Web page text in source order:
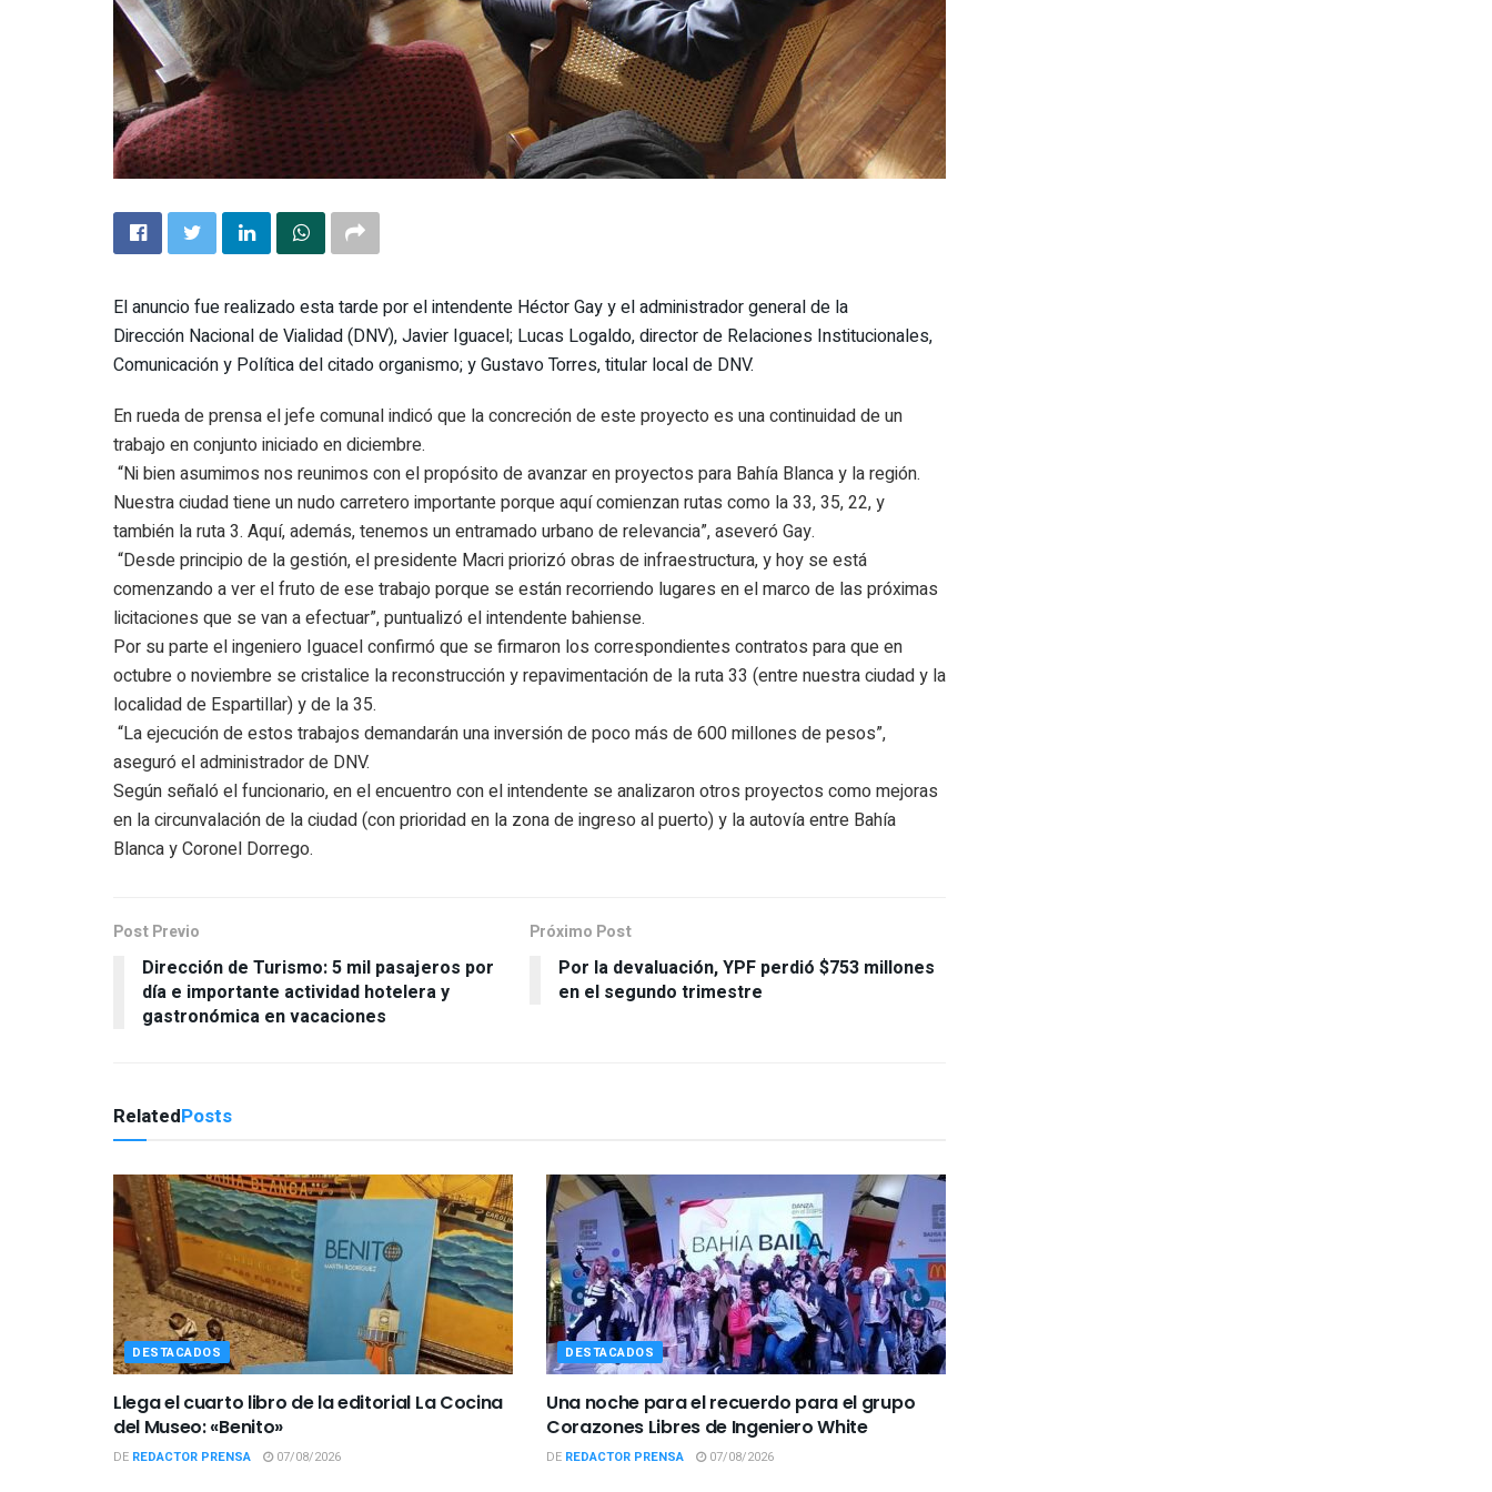
El anuncio fue realizado esta tarde por el intendente Héctor Gay y el administrador general de la
Dirección Nacional de Vialidad (DNV), Javier Iguacel; Lucas Logaldo, director de Relaciones Institucionales,
Comunicación y Política del citado organismo; y Gustavo Torres, titular local de DNV.
En rueda de prensa el jefe comunal indicó que la concreción de este proyecto es una continuidad de un
trabajo en conjunto iniciado en diciembre.
“Ni bien asumimos nos reunimos con el propósito de avanzar en proyectos para Bahía Blanca y la región.
Nuestra ciudad tiene un nudo carretero importante porque aquí comienzan rutas como la 33, 35, 22, y
también la ruta 3. Aquí, además, tenemos un entramado urbano de relevancia”, aseveró Gay.
“Desde principio de la gestión, el presidente Macri priorizó obras de infraestructura, y hoy se está
comenzando a ver el fruto de ese trabajo porque se están recorriendo lugares en el marco de las próximas
licitaciones que se van a efectuar”, puntualizó el intendente bahiense.
Por su parte el ingeniero Iguacel confirmó que se firmaron los correspondientes contratos para que en
octubre o noviembre se cristalice la reconstrucción y repavimentación de la ruta 33 (entre nuestra ciudad y la
localidad de Espartillar) y de la 35.
“La ejecución de estos trabajos demandarán una inversión de poco más de 600 millones de pesos”,
aseguró el administrador de DNV.
Según señaló el funcionario, en el encuentro con el intendente se analizaron otros proyectos como mejoras
en la circunvalación de la ciudad (con prioridad en la zona de ingreso al puerto) y la autovía entre Bahía
Blanca y Coronel Dorrego.
Post Previo
Dirección de Turismo: 5 mil pasajeros por
día e importante actividad hotelera y
gastronómica en vacaciones
Próximo Post
Por la devaluación, YPF perdió $753 millones
en el segundo trimestre
RelatedPosts
DESTACADOS
Llega el cuarto libro de la editorial La Cocina
del Museo: «Benito»
DE REDACTOR PRENSA 07/08/2026
DESTACADOS
Una noche para el recuerdo para el grupo
Corazones Libres de Ingeniero White
DE REDACTOR PRENSA 07/08/2026